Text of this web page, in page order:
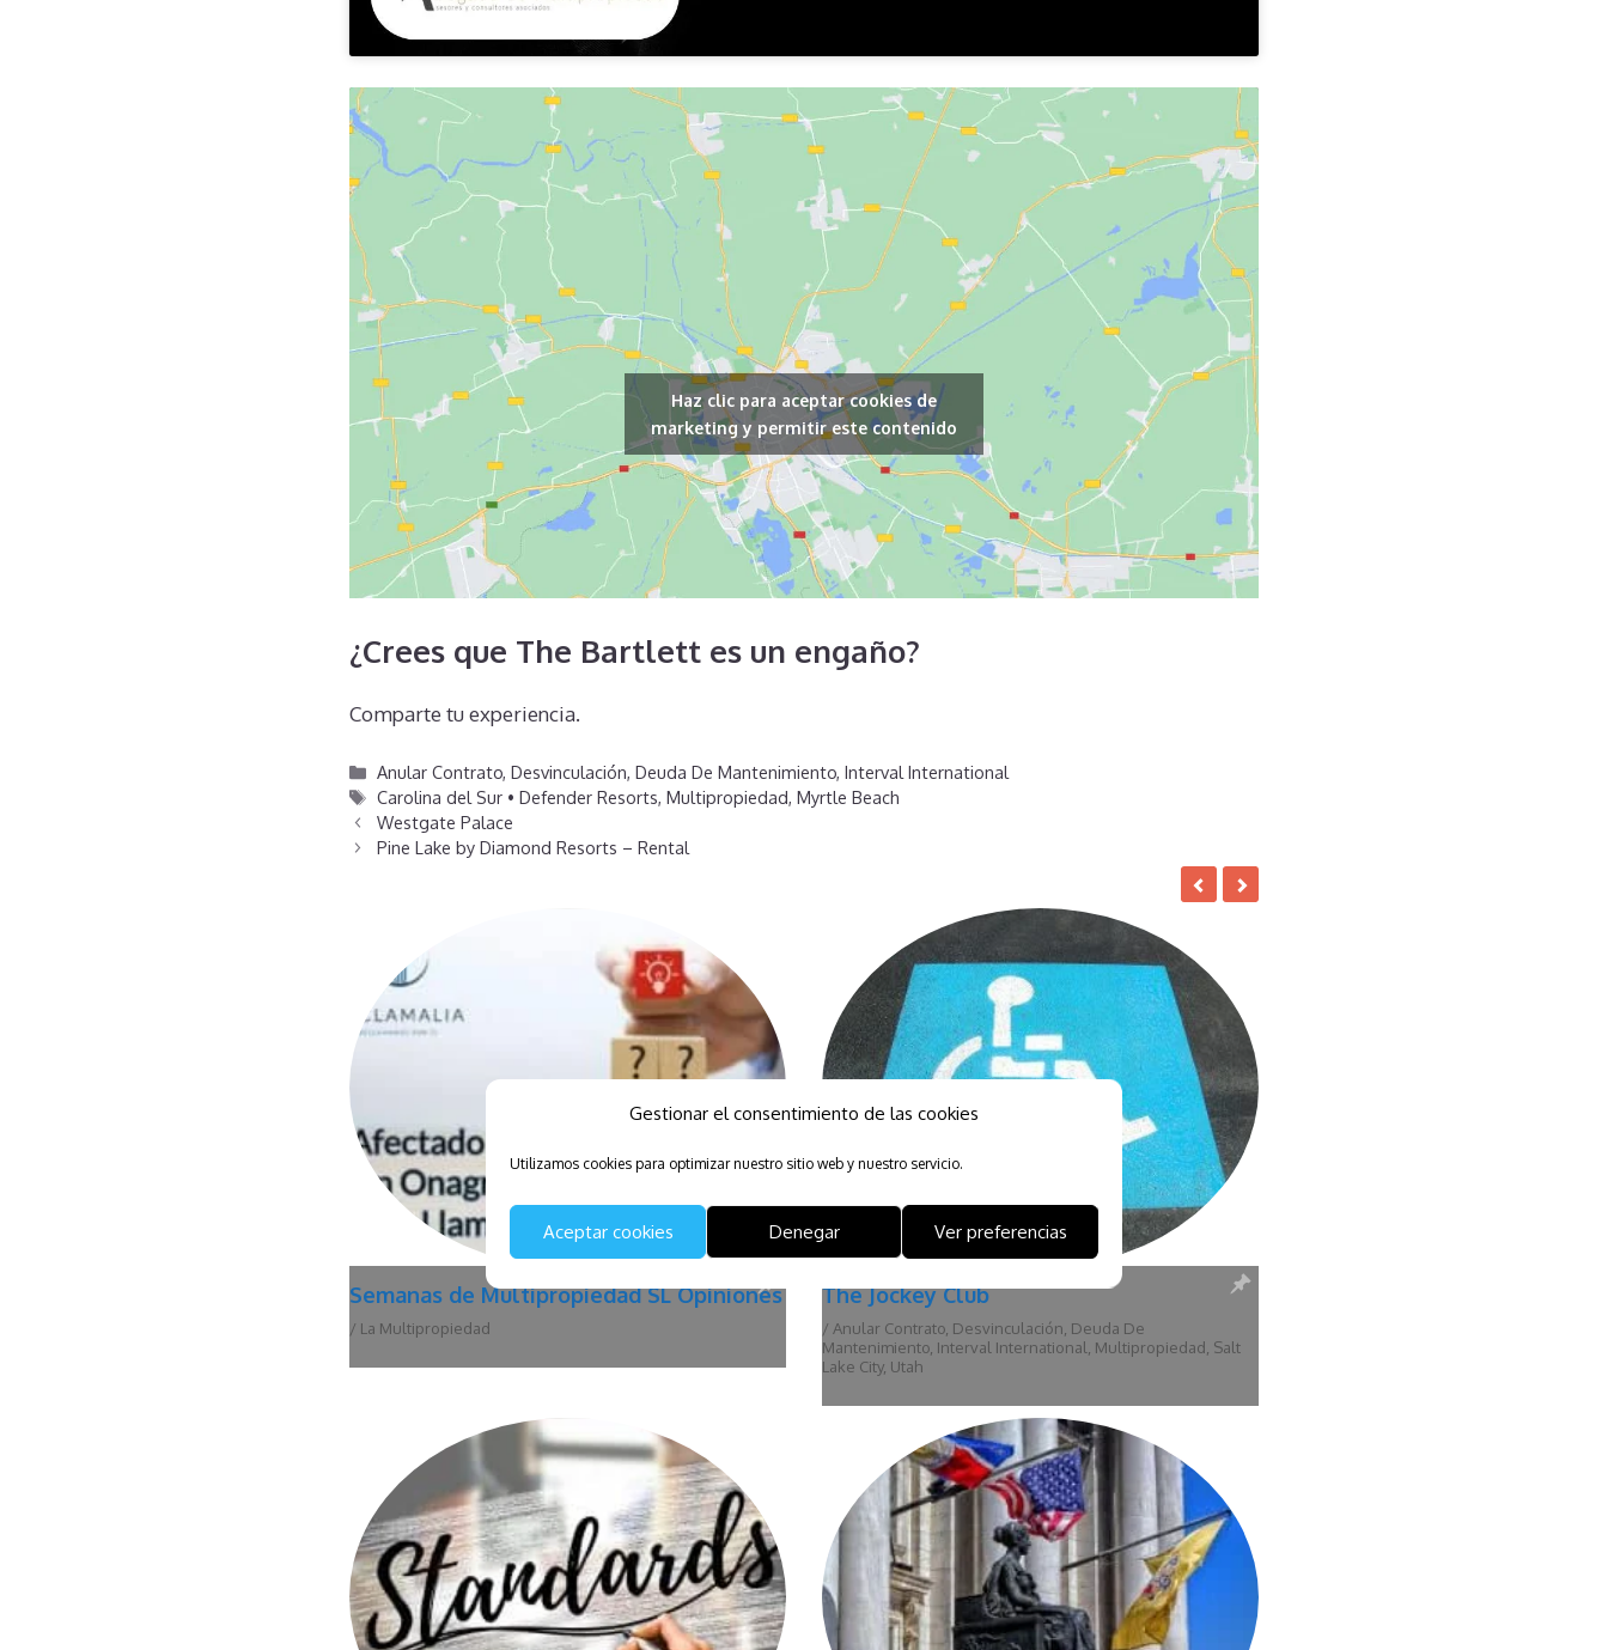
Gestionar el consentimiento de las cookies
Utilizamos cookies para optimizar nuestro sitio web y nuestro servicio.
Aceptar cookies Denegar Ver preferencias
Haz clic para aceptar cookies de
marketing y permitir este contenido
¿Crees que The Bartlett es un engaño?
Comparte tu experiencia.
Categorías
Anular Contrato,Desvinculación,Deuda De Mantenimiento,Interval International
Etiquetas
Carolina del Sur • Defender Resorts,Multipropiedad,Myrtle Beach
Westgate Palace
Pine Lake by Diamond Resorts – Rental
The Resort at Diamante
/ Anular Contrato,Depoe Bay
Oregón
Shearwater Resort
/ Anular Contrato Desvinculación Deuda De
Mantenimiento Interval International Multipropiedad
Ontario,Oro-Medonte